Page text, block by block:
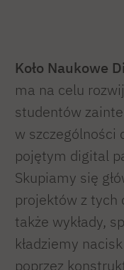
Koło Naukowe
ma na celu
studentów
w szczególności
pojętym digital
Skupiamy się
projektów z tych
także wykłady,
kładziemy
poprzez